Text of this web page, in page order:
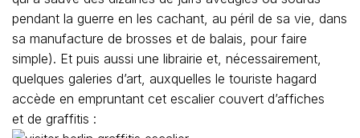
pendant la guerre en les cachant, au péril de sa vie, dans
sa manufacture de brosses et de balais, pour faire
simple). Et puis aussi une librairie et, nécessairement,
quelques galeries d’art, auxquelles le touriste hagard
accède en empruntant cet escalier couvert d’affiches
et de graffitis :